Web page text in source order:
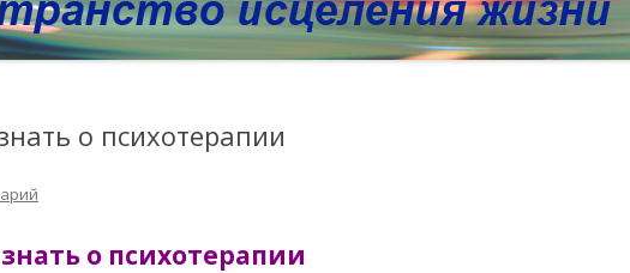
о психотерапии
о психотерапии